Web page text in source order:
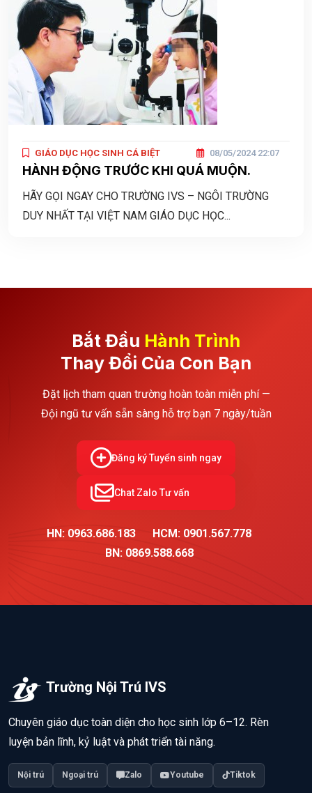
GIÁO DỤC HỌC SINH CÁ BIỆT 08/05/2024 22:07
HÀNH ĐỘNG TRƯỚC KHI QUÁ MUỘN.
HÃY GỌI NGAY CHO TRƯỜNG IVS – NGÔI TRƯỜNG
DUY NHẤT TẠI VIỆT NAM GIÁO DỤC HỌC...
Bắt Đầu Hành Trình
Thay Đổi Của Con Bạn
Đặt lịch tham quan trường hoàn toàn miễn phí —
Đội ngũ tư vấn sẵn sàng hỗ trợ bạn 7 ngày/tuần
Đăng ký Tuyển sinh ngay
Chat Zalo Tư vấn
HN: 0963.686.183
HCM: 0901.567.778
BN: 0869.588.668
Trường Nội Trú IVS
Chuyên giáo dục toàn diện cho học sinh lớp 6–12. Rèn
luyện bản lĩnh, kỷ luật và phát triển tài năng.
Nội trú Ngoại trú Zalo Youtube Tiktok